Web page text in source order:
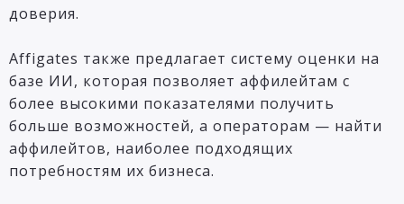
доверия.
Affigates также предлагает систему оценки на
базе ИИ, которая позволяет аффилейтам с
более высокими показателями получить
больше возможностей, а операторам — найти
аффилейтов, наиболее подходящих
потребностям их бизнеса.